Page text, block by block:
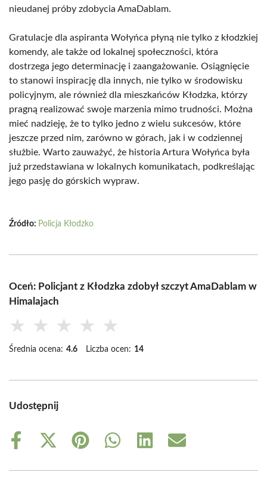
nieudanej próby zdobycia AmaDablam.
Gratulacje dla aspiranta Wołyńca płyną nie tylko z kłodzkiej
komendy, ale także od lokalnej społeczności, która
dostrzega jego determinację i zaangażowanie. Osiągnięcie
to stanowi inspirację dla innych, nie tylko w środowisku
policyjnym, ale również dla mieszkańców Kłodzka, którzy
pragną realizować swoje marzenia mimo trudności. Można
mieć nadzieję, że to tylko jedno z wielu sukcesów, które
jeszcze przed nim, zarówno w górach, jak i w codziennej
służbie. Warto zauważyć, że historia Artura Wołyńca była
już przedstawiana w lokalnych komunikatach, podkreślając
jego pasję do górskich wypraw.
Źródło: Policja Kłodzko
Oceń: Policjant z Kłodzka zdobył szczyt AmaDablam w
Himalajach
★ ★ ★ ★ ★
Średnia ocena: 4.6 Liczba ocen: 14
Udostępnij
Share
Share
(Twitter)
Share
Share
Share
Share